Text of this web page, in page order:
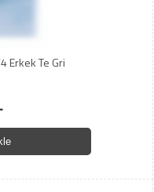
Erkek Te Gri